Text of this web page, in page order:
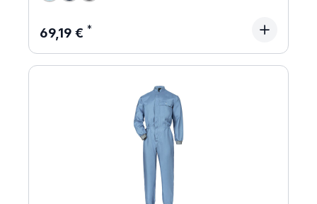
Regulärer Preis:
69,19 €